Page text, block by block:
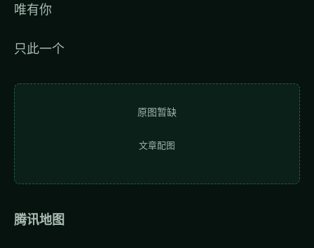
唯有你
只此一个
原图暂缺
文章配图
腾讯地图